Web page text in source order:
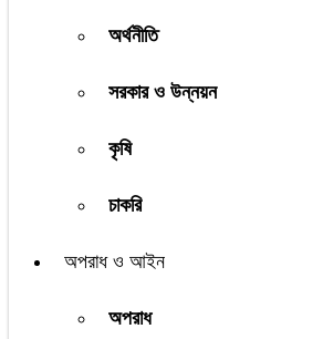
অর্থনীতি
সরকার ও উন্নয়ন
কৃষি
চাকরি
অপরাধ ও আইন
অপরাধ